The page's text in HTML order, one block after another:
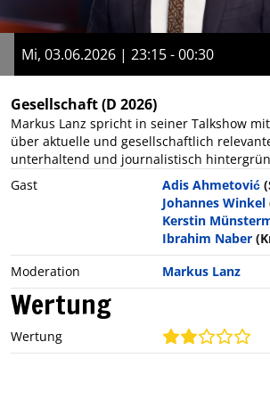
Mi, 03.06.2026 | 23:15 - 00:30
Gesellschaft(D 2026)
Markus Lanz spricht in seiner Talkshow
über aktuelle und gesellschaftlich
unterhaltend und journalistisch
Gast
Adis Ahmetović
Johannes Winkel
Kerstin
Ibrahim Naber
Moderation
Markus Lanz
Wertung
Wertung